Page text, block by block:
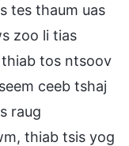
tes thaum uas
zoo li tias
tos ntsoov
ceeb tshaj
raug
thiab tsis yog